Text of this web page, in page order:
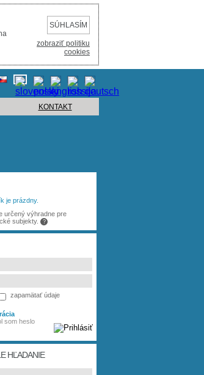
KONTAKT
je prázdny.
určený výhradne pre
subjekty.
?
zapamätať údaje
som heslo
HĽADANIE
SÚHLASÍM
zobraziť politiku
cookies